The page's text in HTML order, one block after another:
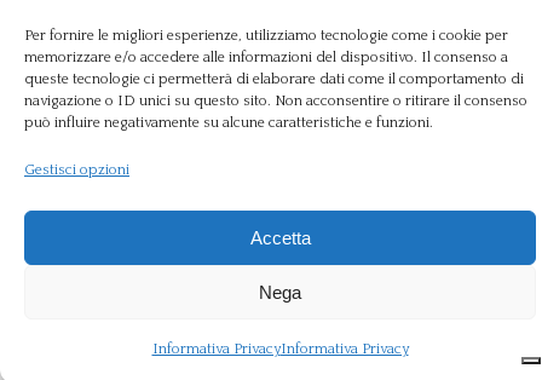
Per fornire le migliori esperienze, utilizziamo tecnologie come i cookie per
memorizzare e/o accedere alle informazioni del dispositivo. Il consenso a
queste tecnologie ci permetterà di elaborare dati come il comportamento di
navigazione o ID unici su questo sito. Non acconsentire o ritirare il consenso
può influire negativamente su alcune caratteristiche e funzioni.
Gestisci opzioni
Accetta
Nega
Informativa PrivacyInformativa Privacy